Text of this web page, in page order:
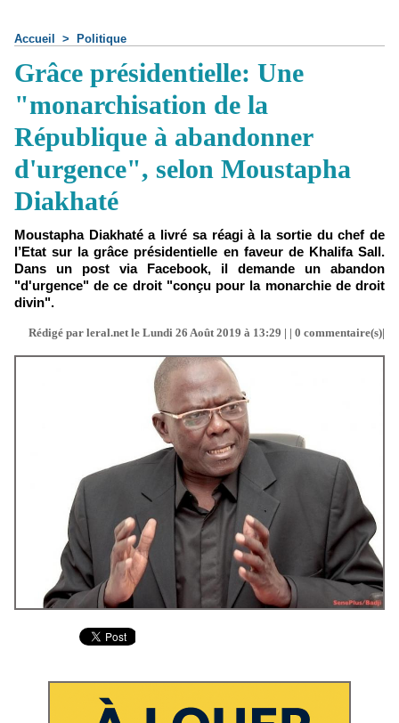
Accueil > Politique
Grâce présidentielle: Une
"monarchisation de la
République à abandonner
d'urgence", selon Moustapha
Diakhaté
Moustapha Diakhaté a livré sa réagi à la sortie du chef de
l’Etat sur la grâce présidentielle en faveur de Khalifa Sall.
Dans un post via Facebook, il demande un abandon
"d'urgence" de ce droit "conçu pour la monarchie de droit
divin".
Rédigé par leral.net le Lundi 26 Août 2019 à 13:29 | | 0 commentaire(s)|